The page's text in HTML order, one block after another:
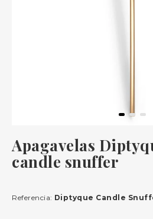
Apagavelas
candle snuffer
Referencia: Diptyque Candle